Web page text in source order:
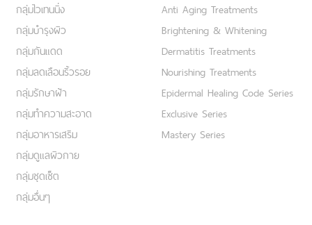
กลุ่มไวเทนนิ่ง
กลุ่มบำรุงผิว
กลุ่มกันแดด
กลุ่มลดเลือนริ้วรอย
กลุ่มรักษาฝ้า
กลุ่มทำความสะอาด
กลุ่มอาหารเสริม
กลุ่มดูแลผิวกาย
กลุ่มชุดเซ็ต
กลุ่มอื่นๆ
Anti Aging Treatments
Brightening & Whitening
Dermatitis Treatments
Nourishing Treatments
Epidermal Healing Code Series
Exclusive Series
Mastery Series